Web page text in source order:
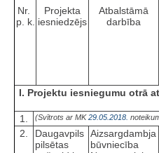
Nr.
p. k.
Projekta
iesniedzējs
Atbalstāmā
darbība
I. Projektu iesniegumu otrā
1.
(Svītrots ar MK29.05.2018.
2.
Daugavpils
pilsētas
Aizsargdambja
būvniecība